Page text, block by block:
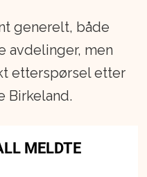
generelt, både
avdelinger, men
etterspørsel etter
Birkeland.